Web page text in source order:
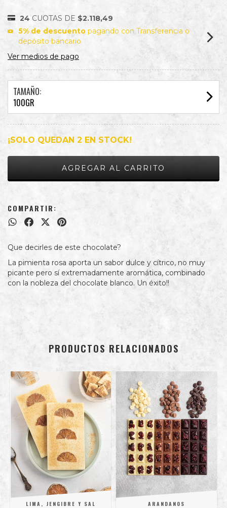
24 CUOTAS DE $2.118,49
5% de descuento pagando con Transferencia o
depósito bancario
Ver medios de pago
TAMAÑO:
100GR
¡SOLO QUEDAN 2 EN STOCK!
COMPARTIR:
Que decirles de este chocolate?
La pimienta rosa aporta un sabor dulce y cítrico, no muy
picante pero sí extremadamente aromática, combinado
con la nobleza del chocolate blanco. Un éxito!!
PRODUCTOS RELACIONADOS
LIMA, JENGIBRE Y SAL ARANDANOS